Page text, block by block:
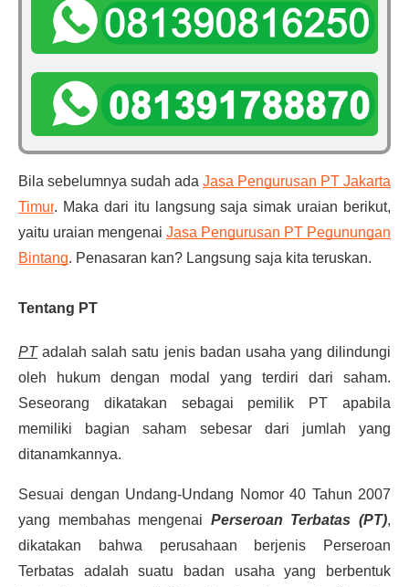
Bila sebelumnya sudah ada Jasa Pengurusan PT Jakarta
Timur. Maka dari itu langsung saja simak uraian berikut,
yaitu uraian mengenai Jasa Pengurusan PT Pegunungan
Bintang. Penasaran kan? Langsung saja kita teruskan.
Tentang PT
PTadalah salah satu jenis badan usaha yang dilindungi
oleh hukum dengan modal yang terdiri dari saham.
Seseorang dikatakan sebagai pemilik PT apabila
memiliki bagian saham sebesar dari jumlah yang
ditanamkannya.
Sesuai dengan Undang-Undang Nomor 40 Tahun 2007
yang membahas mengenai Perseroan Terbatas (PT),
dikatakan bahwa perusahaan berjenis Perseroan
Terbatas adalah suatu badan usaha yang berbentuk